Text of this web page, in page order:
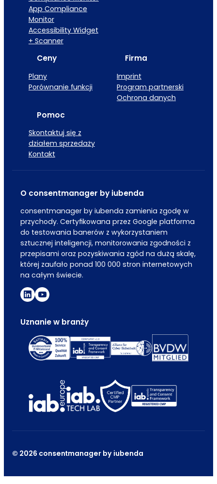
App Compliance
Monitor
Accessibility Widget
+ Scanner
Ceny
Plany
Porównanie funkcji
Firma
Imprint
Program partnerski
Ochrona danych
Pomoc
Skontaktuj się z
działem sprzedaży
Kontakt
O consentmanager by iubenda
consentmanager by iubenda zamienia zgodę w
przychody. Certyfikowana przez Google platforma
do testowania banerów z wykorzystaniem
sztucznej inteligencji, monitorowania zgodności z
przepisami oraz pozyskiwania zgód na dużą skalę,
której zaufało ponad 100 000 stron internetowych
na całym świecie.
Uznanie w branży
© 2026 consentmanager by iubenda